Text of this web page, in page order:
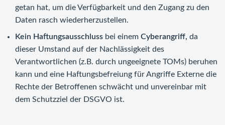
getan hat, um die Verfügbarkeit und den Zugang zu den
Daten rasch wiederherzustellen.
Kein Haftungsausschluss bei einem Cyberangriff, da
dieser Umstand auf der Nachlässigkeit des
Verantwortlichen (z.B. durch ungeeignete TOMs) beruhen
kann und eine Haftungsbefreiung für Angriffe Externe die
Rechte der Betroffenen schwächt und unvereinbar mit
dem Schutzziel der DSGVO ist.